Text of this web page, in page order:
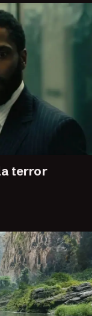
terror